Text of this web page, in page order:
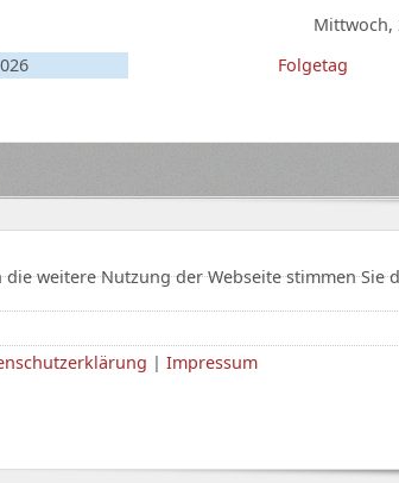
Mittwoch,
Folgetag
weitere Nutzung der Webseite stimmen
| Impressum